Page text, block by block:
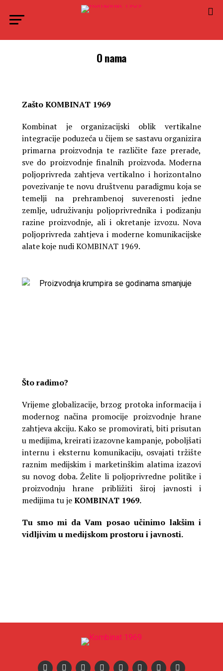
O nama
Zašto KOMBINAT 1969
Kombinat je organizacijski oblik vertikalne
integracije poduzeća u čijem se sastavu organizira
primarna proizvodnja te različite faze prerade,
sve do proizvodnje finalnih proizvoda. Moderna
poljoprivreda zahtjeva vertikalno i horizontalno
povezivanje te novu društvenu paradigmu koja se
temelji na prehrambenoj suverenosti jedne
zemlje, udruživanju poljoprivrednika i podizanju
razine proizvodnje, ali i okretanje izvozu. Nova
poljoprivreda zahtjeva i moderne komunikacijske
alate koje nudi KOMBINAT 1969.
Što radimo?
Vrijeme globalizacije, brzog protoka informacija i
modernog načina promocije proizvodnje hrane
zahtjeva akciju. Kako se promovirati, biti prisutan
u medijima, kreirati izazovne kampanje, poboljšati
internu i eksternu komunikaciju, osvajati tržište
raznim medijskim i marketinškim alatima izazovi
su novog doba. Želite li poljoprivredne politike i
proizvodnju hrane približiti široj javnosti i
medijima tu jeKOMBINAT 1969.
Tu smo mi da Vam posao učinimo lakšim i
vidljivim u medijskom prostoru i javnosti.